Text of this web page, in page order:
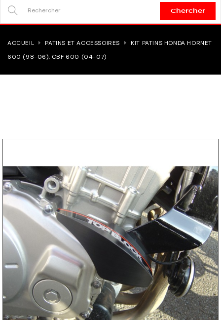
Chercher
ACCUEIL PATINS ET ACCESSOIRES
KIT PATINS HONDA HORNET
600 (98-06), CBF 600 (04-07)